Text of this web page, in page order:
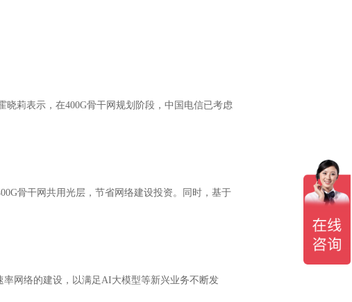
晓莉表示，在400G骨干网规划阶段，中国电信已考虑
骨干网共用光层，节省网络建设投资。同时，基于
率网络的建设，以满足AI大模型等新兴业务不断发